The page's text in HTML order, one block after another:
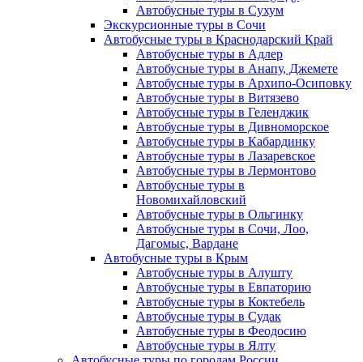
Автобусные туры в Сухум
Экскурсионные туры в Сочи
Автобусные туры в Краснодарский Край
Автобусные туры в Адлер
Автобусные туры в Анапу, Джемете
Автобусные туры в Архипо-Осиповку
Автобусные туры в Витязево
Автобусные туры в Геленджик
Автобусные туры в Дивноморское
Автобусные туры в Кабардинку
Автобусные туры в Лазаревское
Автобусные туры в Лермонтово
Автобусные туры в
Новомихайловский
Автобусные туры в Ольгинку
Автобусные туры в Сочи, Лоо,
Дагомыс, Вардане
Автобусные туры в Крым
Автобусные туры в Алушту
Автобусные туры в Евпаторию
Автобусные туры в Коктебель
Автобусные туры в Судак
Автобусные туры в Феодосию
Автобусные туры в Ялту